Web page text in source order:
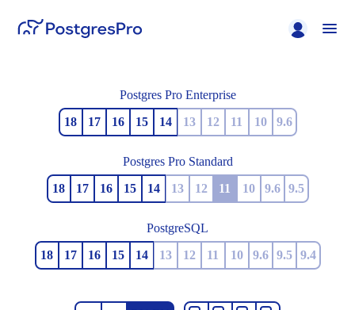
Postgres Pro Enterprise
18
17 16 15 14 13 12 11 10 9.6
Postgres Pro Standard
18
17 16 15 14 13 12 11 10 9.6 9.5
PostgreSQL
18
17 16 15 14 13 12 11 10 9.6 9.5 9.4